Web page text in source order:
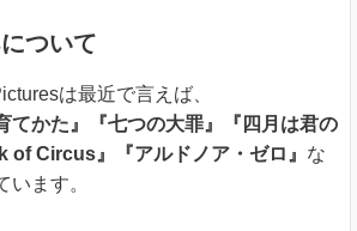
ついて
は最近で言えば、
てかた』『七つの大罪』『四月は君の
of Circus』『アルドノア・ゼロ』 な
います。